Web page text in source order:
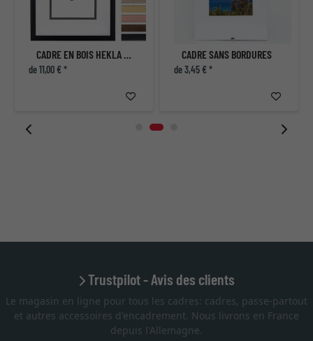
CADRE EN BOIS HEKLA (MDF)
de 11,00 € *
CADRE SANS BORDURES
de 3,45 € *
Trustpilot - Avis des clients
Le magasin en ligne pour tous les cadres: cadres, passe-partout
et autres accessoires d'encadrement. Nous livrons en France
depuis l'Allemagne.